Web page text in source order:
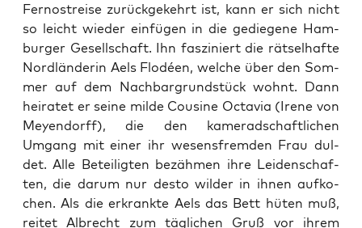
Fern­ost­rei­se zurück­ge­kehrt ist, kann er sich nicht
so leicht wie­der ein­fü­gen in die gedie­ge­ne Ham­
bur­ger Gesell­schaft. Ihn fas­zi­niert die rät­sel­haf­te
Nord­län­de­rin Aels Flo­dé­en, wel­che über den Som­
mer auf dem Nach­bar­grund­stück wohnt. Dann
hei­ra­tet er sei­ne mil­de Cou­si­ne Octa­via (Ire­ne von
Mey­en­dorff), die den kame­rad­schaft­li­chen
Umgang mit einer ihr wesens­frem­den Frau dul­
det. Alle Betei­lig­ten bezäh­men ihre Lei­den­schaf­
ten, die dar­um nur des­to wil­der in ihnen auf­ko­
chen. Als die erkrank­te Aels das Bett hüten muß,
rei­tet Albrecht zum täg­li­chen Gruß vor ihrem